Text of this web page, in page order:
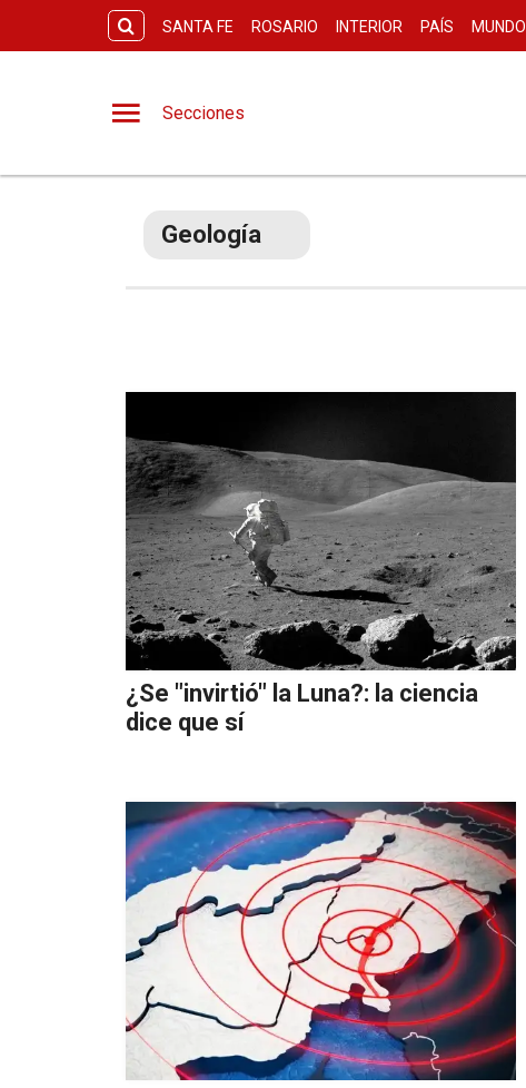
SANTA FE ROSARIO INTERIOR PAÍS MUNDO
Secciones
Geología
¿Se "invirtió" la Luna?: la ciencia
dice que sí